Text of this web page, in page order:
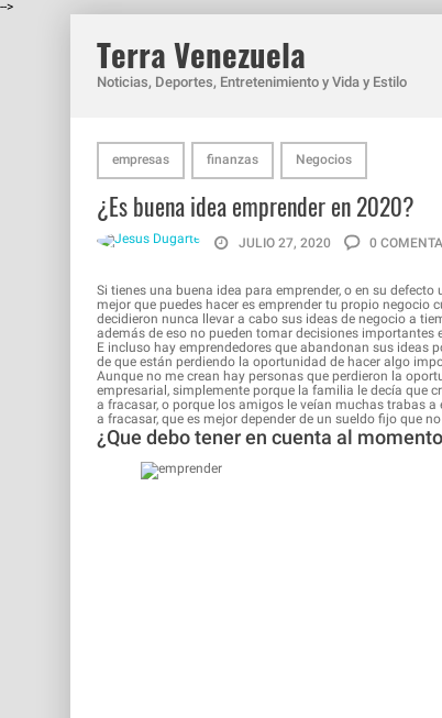
-->
Terra Venezuela
Noticias, Deportes, Entretenimiento y Vida y Estilo
empresas finanzas Negocios
¿Es buena idea emprender en 2020?
JULIO 27, 2020 0
Si tienes una buena idea para emprender, o en su defecto
mejor que puedes hacer es emprender tu propio negocio
decidieron nunca llevar a cabo sus ideas de negocio a
además de eso no pueden tomar decisiones importantes
E incluso hay emprendedores que abandonan sus ideas
de que están perdiendo la oportunidad de hacer algo
Aunque no me crean hay personas que perdieron la
empresarial, simplemente porque la familia le decía que
a fracasar, o porque los amigos le veían muchas trabas
a fracasar, que es mejor depender de un sueldo fijo que
¿Que debo tener en cuenta al